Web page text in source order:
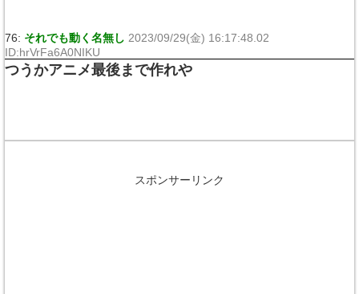
76: それでも動く名無し 2023/09/29(金) 16:17:48.02
ID:hrVrFa6A0NIKU
つうかアニメ最後まで作れや
スポンサーリンク